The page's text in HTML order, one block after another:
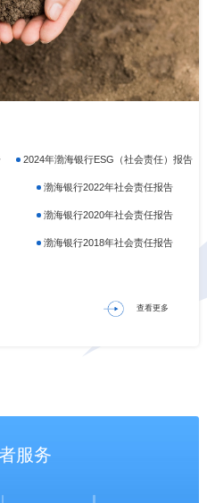
2024年渤海银行ESG（社会责任）报告
渤海银行2022年社会责任报告
渤海银行2020年社会责任报告
渤海银行2018年社会责任报告
查看更多
服务